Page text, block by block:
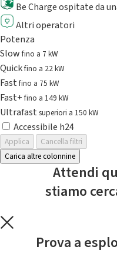
Be Charge ospitate da
Altri operatori
Potenza
Slowfino a 7 kW
Quickfino a 22 kW
Fastfino a 75 kW
Fast+fino a 149 kW
Ultrafast superiori a 150 kW
Accessibile h24
Applica
Cancella filtri
Carica altre colonnine
Attendi
stiamo
Prova a